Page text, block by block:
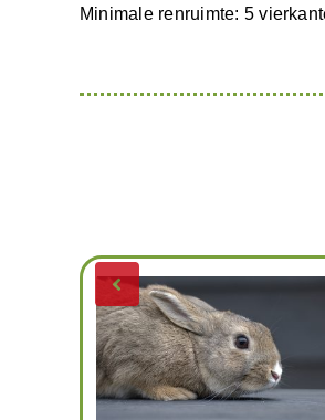
Minimale renruimte: 5